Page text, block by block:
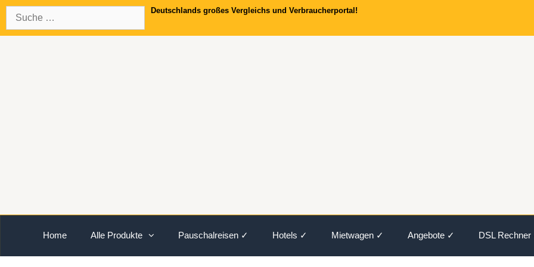
Springe
zum
Inhalt
nach:
Deutschlands großes Vergleichs und Verbraucherportal!
Home Alle Produkte Pauschalreisen ✓ Hotels ✓ Mietwagen ✓ Angebote ✓ DSL Rechner